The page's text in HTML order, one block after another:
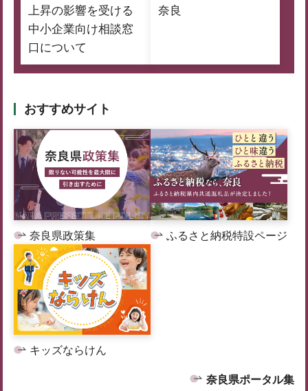
上昇の影響を受ける
中小企業向け相談窓
口について
奈良
おすすめサイト
奈良県政策集 ふるさと納税特設ページ
キッズならけん
奈良県ポータル集